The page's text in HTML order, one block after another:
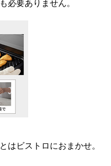
必要ありません。
はビストロにおまかせ。